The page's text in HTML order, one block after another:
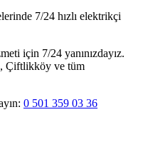
7/24 hızlı elektrikçi
için 7/24 yanınızdayız.
Çiftlikköy ve tüm
0 501 359 03 36